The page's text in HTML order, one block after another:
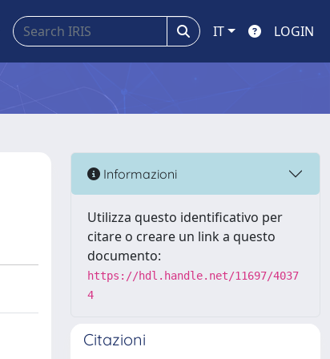
IT LOGIN
Informazioni
Utilizza questo identificativo per
citare o creare un link a questo
documento:
https://hdl.handle.net/11697/4037
4
Citazioni